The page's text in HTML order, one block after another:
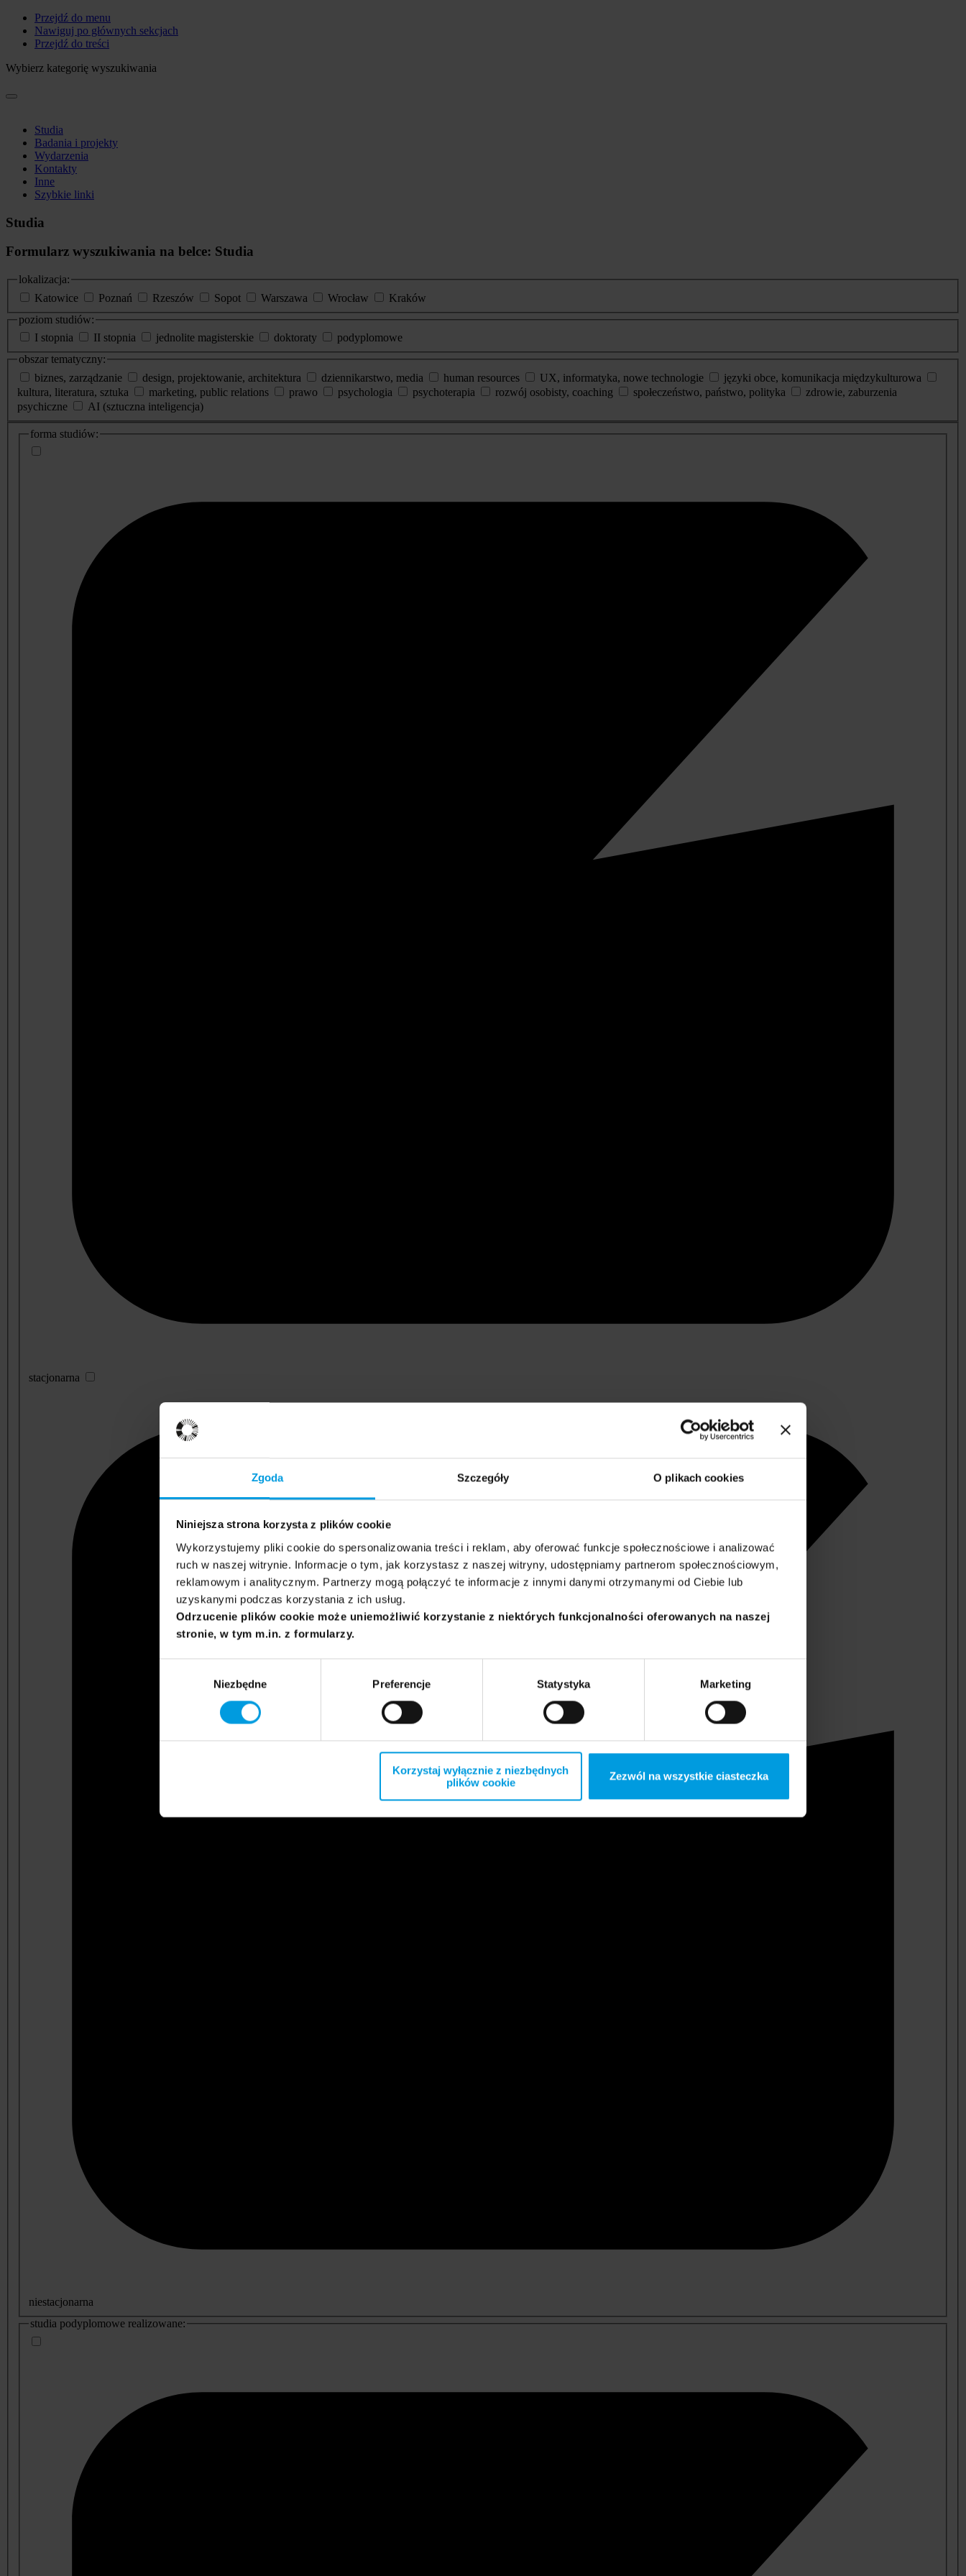
Zgoda Szczegóły O plikach cookies
Niniejsza strona korzysta z plików cookie
Wykorzystujemy pliki cookie do spersonalizowania treści i reklam, aby oferować funkcje społecznościowe i analizować
ruch w naszej witrynie. Informacje o tym, jak korzystasz z naszej witryny, udostępniamy partnerom społecznościowym,
reklamowym i analitycznym. Partnerzy mogą połączyć te informacje z innymi danymi otrzymanymi od Ciebie lub
uzyskanymi podczas korzystania z ich usług.
Odrzucenie plików cookie może uniemożliwić korzystanie z niektórych funkcjonalności oferowanych na naszej
stronie, w tym m.in. z formularzy.
Niezbędne Preferencje Statystyka Marketing
Korzystaj wyłącznie z niezbędnych
plików cookie
Zezwól na wszystkie ciasteczka
Przejdź do menu
Nawiguj po głównych sekcjach
Przejdź do treści
Wybierz kategorię wyszukiwania
Studia
Badania i projekty
Wydarzenia
Kontakty
Inne
Szybkie linki
Studia
Formularz wyszukiwania na belce: Studia
lokalizacja:
Katowice
Poznań Rzeszów Sopot Warszawa Wrocław
Kraków
poziom studiów:
I stopnia
II stopnia jednolite magisterskie doktoraty
podyplomowe
obszar tematyczny:
biznes, zarządzanie
design, projektowanie, architektura dziennikarstwo, media human resources UX, informatyka, nowe technologie
języki obce, komunikacja międzykulturowa
kultura, literatura, sztuka
marketing, public relations prawo psychologia psychoterapia rozwój osobisty, coaching społeczeństwo, państwo, polityka
zdrowie, zaburzenia
psychiczne
AI (sztuczna inteligencja)
dodatkowe
informacje
forma studiów:
stacjonarna
niestacjonarna
studia podyplomowe realizowane: